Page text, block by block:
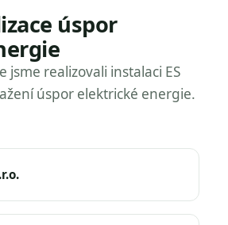
úspor
jsme realizovali instalaci ES
úspor elektrické energie.